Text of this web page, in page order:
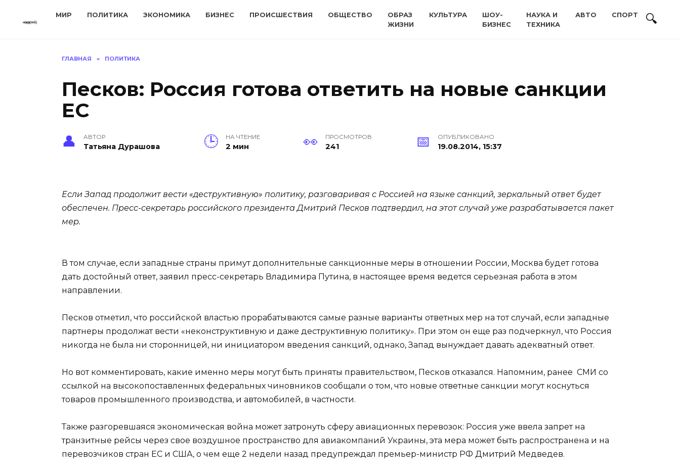
МИР ПОЛИТИКА ЭКОНОМИКА БИЗНЕС ПРОИСШЕСТВИЯ ОБЩЕСТВО
ОБРАЗ
ЖИЗНИ
КУЛЬТУРА
ШОУ-
БИЗНЕС
НАУКА И
ТЕХНИКА
АВТО СПОРТ
ГЛАВНАЯ » ПОЛИТИКА
Песков: Россия готова ответить на новые санкции
ЕС
АВТОР
Татьяна Дурашова
НА ЧТЕНИЕ
2 мин
ПРОСМОТРОВ
241
ОПУБЛИКОВАНО
19.08.2014, 15:37
Если Запад продолжит вести «деструктивную» политику, разговаривая с Россией на языке санкций, зеркальный ответ будет
обеспечен. Пресс-секретарь российского президента Дмитрий Песков подтвердил, на этот случай уже разрабатывается пакет
мер.
В том случае, если западные страны примут дополнительные санкционные меры в отношении России, Москва будет готова
дать достойный ответ, заявил пресс-секретарь Владимира Путина, в настоящее время ведется серьезная работа в этом
направлении.
Песков отметил, что российской властью прорабатываются самые разные варианты ответных мер на тот случай, если западные
партнеры продолжат вести «неконструктивную и даже деструктивную политику». При этом он еще раз подчеркнул, что Россия
никогда не была ни сторонницей, ни инициатором введения санкций, однако, Запад вынуждает давать адекватный ответ.
Но вот комментировать, какие именно меры могут быть приняты правительством, Песков отказался. Напомним, ранее СМИ со
ссылкой на высокопоставленных федеральных чиновников сообщали о том, что новые ответные санкции могут коснуться
товаров промышленного производства, и автомобилей, в частности.
Также разгоревшаяся экономическая война может затронуть сферу авиационных перевозок: Россия уже ввела запрет на
транзитные рейсы через свое воздушное пространство для авиакомпаний Украины, эта мера может быть распространена и на
перевозчиков стран ЕС и США, о чем еще 2 недели назад предупреждал премьер-министр РФ Дмитрий Медведев.